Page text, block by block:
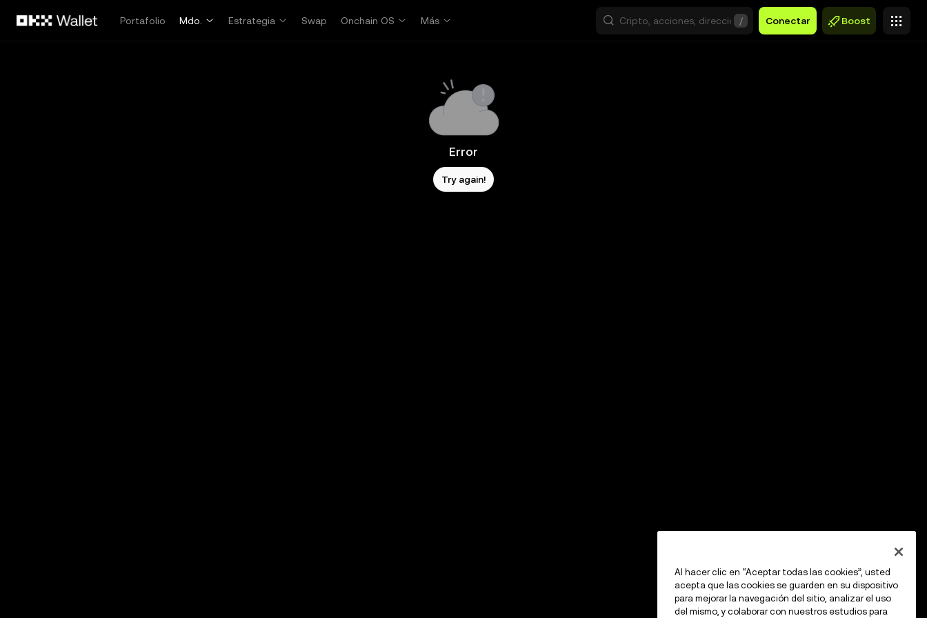
Portafolio
Mdo. Estrategia Swap Onchain OS Más / Conectar Boost
Error
Try again!
Al hacer clic en “Aceptar todas las cookies”, usted
acepta que las cookies se guarden en su dispositivo
para mejorar la navegación del sitio, analizar el uso
del mismo, y colaborar con nuestros estudios para